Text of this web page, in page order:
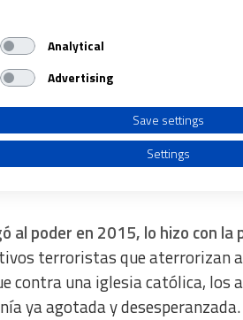
terroristas, la situación
un golpe militar,
Restauración, se hiciera con
uno de los
de transición” (lo sigue
país hay repartidos más de un
la violencia ocasionada por
al poder en 2015, lo hizo con
terroristas que aterrorizan a
contra una iglesia católica, los
ya agotada y desesperanzada.
of data from different sources
Analytical
Advertising
Save settings
Settings